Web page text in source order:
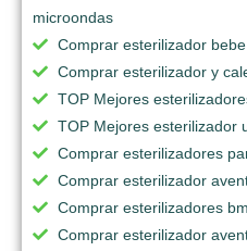
microondas
Comprar esterilizador
Comprar esterilizador y
TOP Mejores
TOP Mejores esterilizador
Comprar esterilizadores
Comprar esterilizador
Comprar esterilizadores
Comprar esterilizador